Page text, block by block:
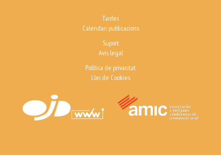
Tarifes
Calendari publicacions
Suport
Avís legal
Política de privacitat
Llei de Cookies